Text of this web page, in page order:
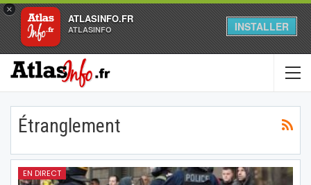
×
ATLASINFO.FR
ATLASINFO INSTALLER
Étranglement
EN DIRECT